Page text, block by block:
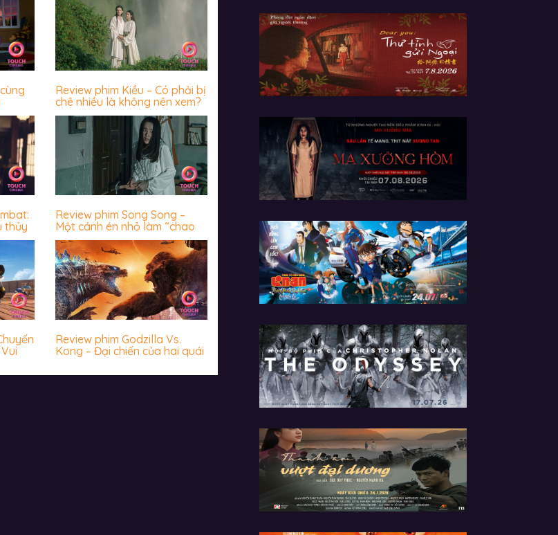
Review phim Kiều – Có phải bị
chê nhiều là không nên xem?
thủy
Review phim Song Song –
Một cánh én nhỏ làm “chao
đảo” cả vài mùa xuân
Review phim Godzilla Vs.
Kong – Đại chiến của hai quái
đất về thời đồ đá?